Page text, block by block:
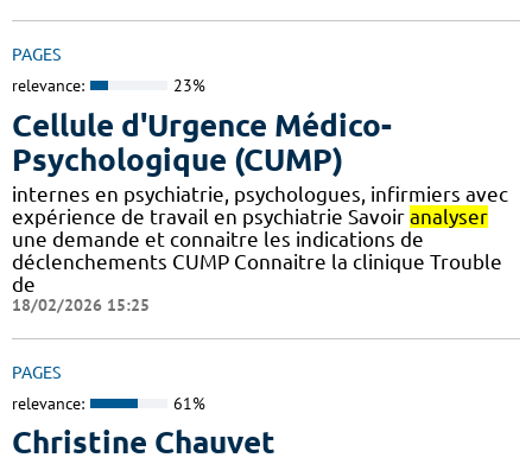
PAGES
relevance: 23%
Cellule d'Urgence Médico-
Psychologique (CUMP)
internes en psychiatrie, psychologues, infirmiers avec
expérience de travail en psychiatrie Savoir analyser
une demande et connaitre les indications de
déclenchements CUMP Connaitre la clinique Trouble
de
18/02/2026 15:25
PAGES
relevance: 61%
Christine Chauvet